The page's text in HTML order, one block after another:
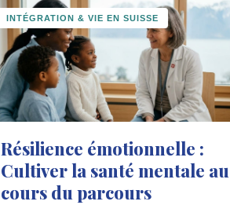
INTÉGRATION & VIE EN SUISSE
Résilience émotionnelle :
Cultiver la santé mentale au
cours du parcours